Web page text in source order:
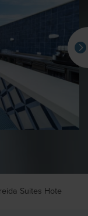
Suites Hote